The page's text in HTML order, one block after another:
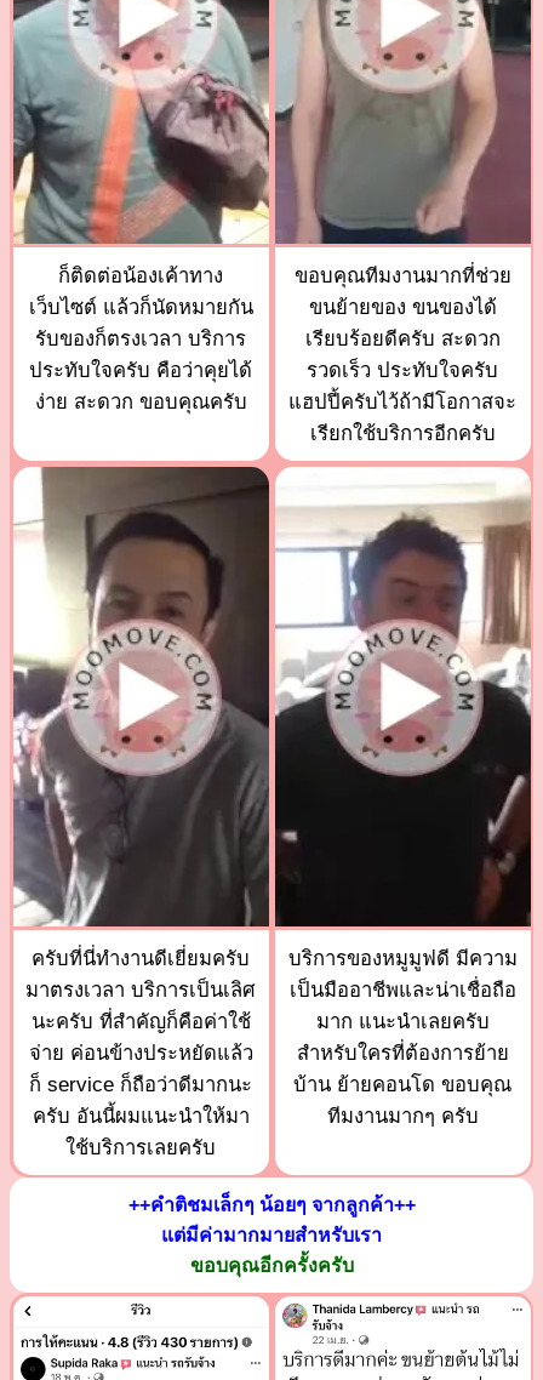
ก็ติดต่อน้องเค้าทาง
เว็บไซต์ แล้วก็นัดหมายกัน
รับของก็ตรงเวลา บริการ
ประทับใจครับ คือว่าคุยได้
ง่าย สะดวก ขอบคุณครับ
ขอบคุณทีมงานมากที่ช่วย
ขนย้ายของ ขนของได้
เรียบร้อยดีครับ สะดวก
รวดเร็ว ประทับใจครับ
แฮปปี้ครับไว้ถ้ามีโอกาสจะ
เรียกใช้บริการอีกครับ
ครับที่นี่ทำงานดีเยี่ยมครับ
มาตรงเวลา บริการเป็นเลิศ
นะครับ ที่สำคัญก็คือค่าใช้
จ่าย ค่อนข้างประหยัดแล้ว
ก็ service ก็ถือว่าดีมากนะ
ครับ อันนี้ผมแนะนำให้มา
ใช้บริการเลยครับ
บริการของหมูมูฟดี มีความ
เป็นมืออาชีพและน่าเชื่อถือ
มาก แนะนำเลยครับ
สำหรับใครที่ต้องการย้าย
บ้าน ย้ายคอนโด ขอบคุณ
ทีมงานมากๆ ครับ
++คำติชมเล็กๆ น้อยๆ จากลูกค้า++
แต่มีค่ามากมายสำหรับเรา
ขอบคุณอีกครั้งครับ